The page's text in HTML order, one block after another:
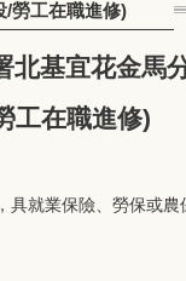
/勞工在職進修)
北基宜花金馬
工在職進修)
具就業保險、勞保或